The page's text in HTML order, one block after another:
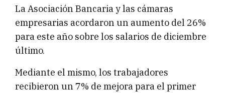
La Asociación Bancaria y las cámaras
empresarias acordaron un aumento del 26%
para este año sobre los salarios de diciembre
último.
Mediante el mismo, los trabajadores
recibieron un 7% de mejora para el primer